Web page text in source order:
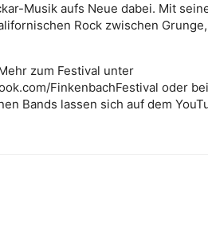
Musik aufs Neue dabei. Mit
Rock zwischen
zum Festival unter
FinkenbachFestival oder bei
Bands lassen sich auf dem